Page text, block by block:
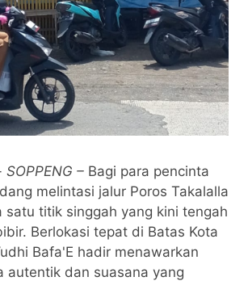
SOPPENG – Bagi para pencinta
melintasi jalur Poros Takalalla
satu titik singgah yang kini tengah
Berlokasi tepat di Batas Kota
Bafa'E hadir menawarkan
autentik dan suasana yang